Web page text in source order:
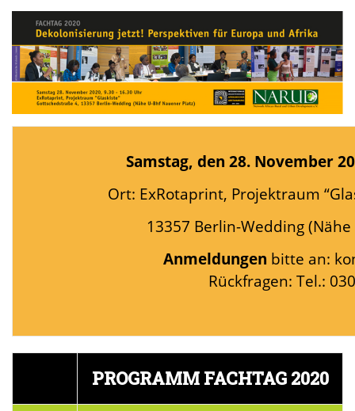
Samstag, den 28. November
Ort: ExRotaprint, Projektraum
13357 Berlin-Wedding
Anmeldungen bitte an:
Rückfragen: Tel.:
PROGRAMM FACHTAG 2020